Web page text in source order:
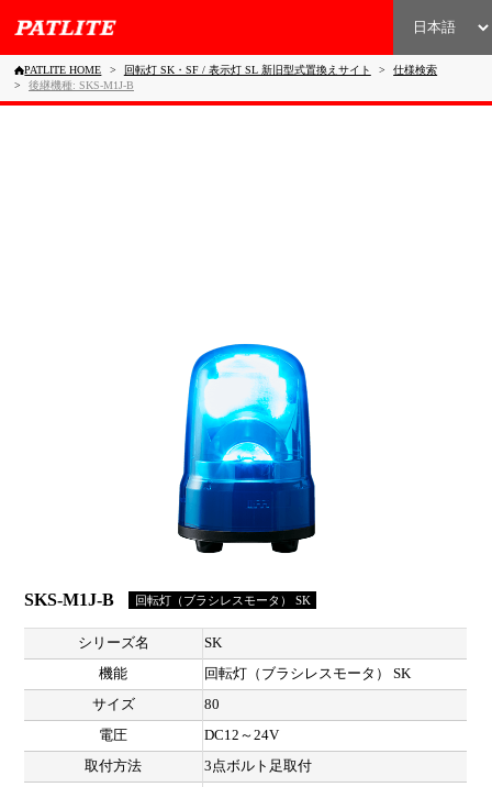
PATLITE HOME 回転灯 SK・SF / 表示灯 SL 新旧型式置換えサイト
仕様検索
後継機種: SKS-M1J-B
SKS-M1J-B 回転灯（ブラシレスモータ） SK
シリーズ名
SK
機能
回転灯（ブラシレスモータ） SK
サイズ
80
電圧
DC12～24V
取付方法
3点ボルト足取付